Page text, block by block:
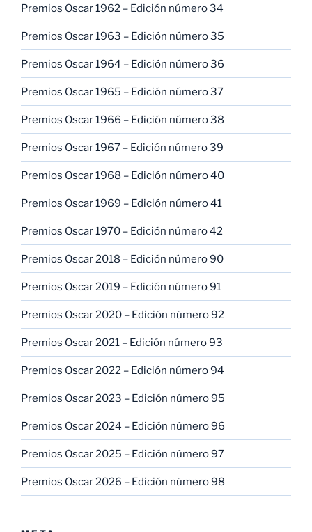
Premios Oscar 1962 – Edición número 34
Premios Oscar 1963 – Edición número 35
Premios Oscar 1964 – Edición número 36
Premios Oscar 1965 – Edición número 37
Premios Oscar 1966 – Edición número 38
Premios Oscar 1967 – Edición número 39
Premios Oscar 1968 – Edición número 40
Premios Oscar 1969 – Edición número 41
Premios Oscar 1970 – Edición número 42
Premios Oscar 2018 – Edición número 90
Premios Oscar 2019 – Edición número 91
Premios Oscar 2020 – Edición número 92
Premios Oscar 2021 – Edición número 93
Premios Oscar 2022 – Edición número 94
Premios Oscar 2023 – Edición número 95
Premios Oscar 2024 – Edición número 96
Premios Oscar 2025 – Edición número 97
Premios Oscar 2026 – Edición número 98